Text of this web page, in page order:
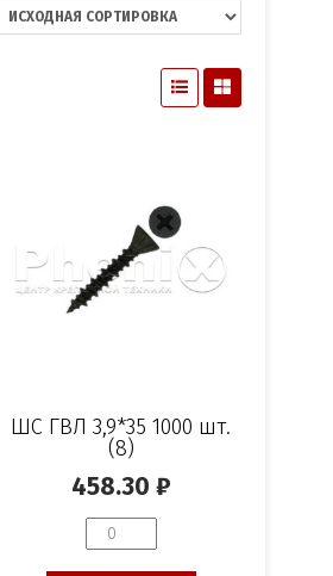
ШС ГВЛ 3,9*35 1000 шт.
(8)
458.30 ₽